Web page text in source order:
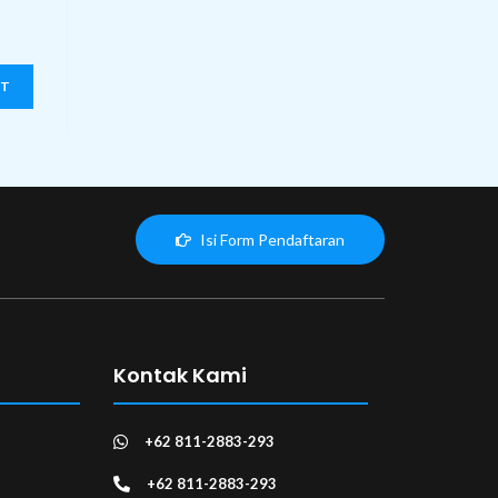
Isi Form Pendaftaran
Kontak Kami
+62 811-2883-293
+62 811-2883-293